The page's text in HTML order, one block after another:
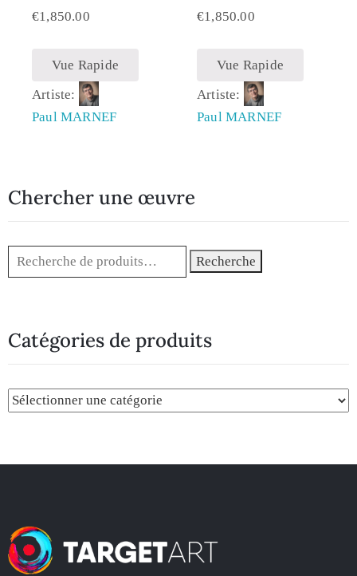
€1,850.00
Vue Rapide
Artiste:
Paul MARNEF
€1,850.00
Vue Rapide
Artiste:
Paul MARNEF
Chercher une œuvre
Recherche
Catégories de produits